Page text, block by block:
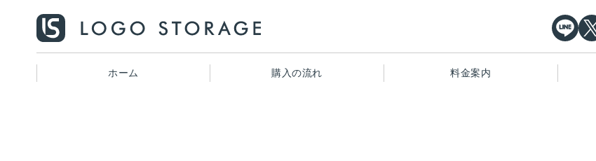
ンツに
進む
ホーム 購入の流れ 料金案内